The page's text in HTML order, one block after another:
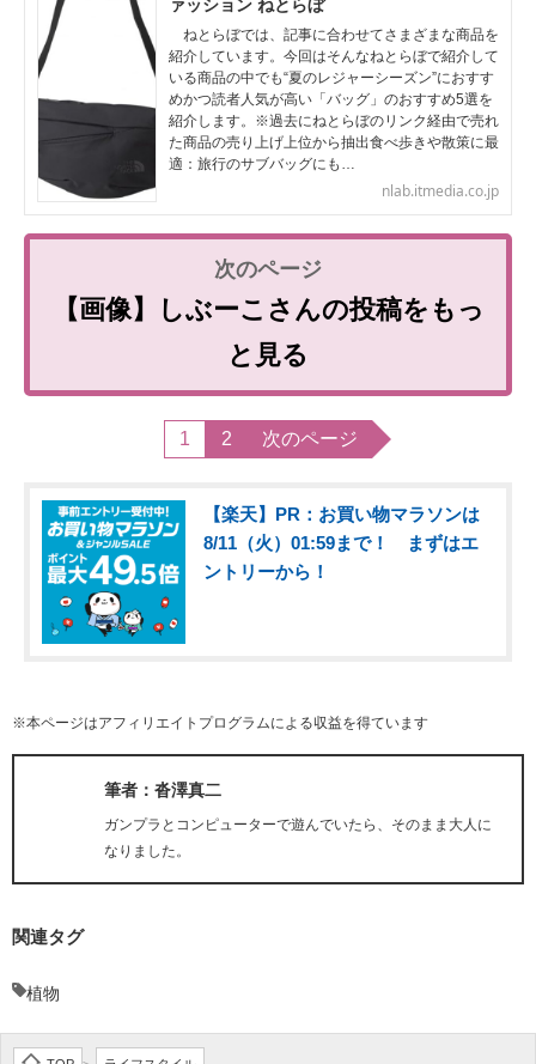
ァッション ねとらぼ
ねとらぼでは、記事に合わせてさまざまな商品を
紹介しています。今回はそんなねとらぼで紹介して
いる商品の中でも“夏のレジャーシーズン”におすす
めかつ読者人気が高い「バッグ」のおすすめ5選を
紹介します。※過去にねとらぼのリンク経由で売れ
た商品の売り上げ上位から抽出食べ歩きや散策に最
適：旅行のサブバッグにも…
nlab.itmedia.co.jp
【画像】しぶーこさんの投稿をもっ
と見る
1 2 次のページ
【楽天】PR：お買い物マラソンは
8/11（火）01:59まで！ まずはエ
ントリーから！
※本ページはアフィリエイトプログラムによる収益を得ています
筆者：沓澤真二
ガンプラとコンピューターで遊んでいたら、そのまま大人に
なりました。
関連タグ
植物